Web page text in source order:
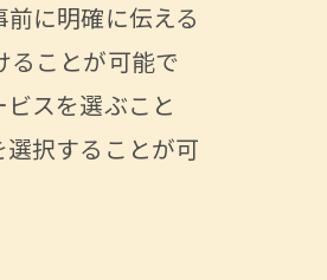
に明確に伝える
ることが可能で
スを選ぶこと
択することが可